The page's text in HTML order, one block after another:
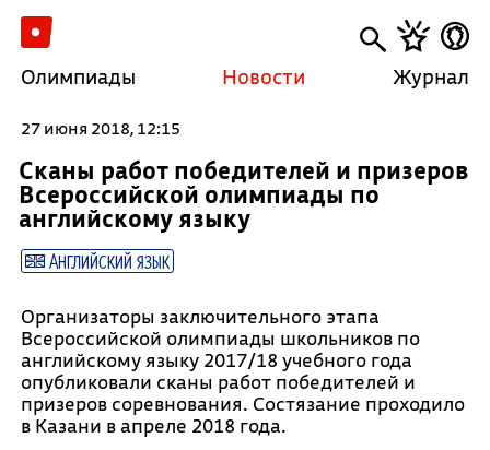
Олимпиады Новости Журнал
27 июня 2018, 12:15
Сканы работ победителей и призеров
Всероссийской олимпиады по
английскому языку
Английский язык
Организаторы заключительного этапа
Всероссийской олимпиады школьников по
английскому языку 2017/18 учебного года
опубликовали сканы работ победителей и
призеров соревнования. Состязание проходило
в Казани в апреле 2018 года.